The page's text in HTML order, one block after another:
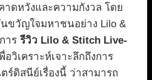
ดหวังและความกังวล โดย
ขวัญใจมหาชนอย่าง Lilo &
ารรีวิว Lilo & Stitch Live-
อวิเคราะห์เจาะลึกถึงการ
ร์ดิสนีย์เรื่องนี้ ว่าสามารถ